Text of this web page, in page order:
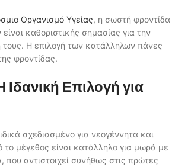
Οργανισμό Υγείας, η σωστή φροντίδα
καθοριστικής σημασίας για την
τους. Η επιλογή των κατάλληλων πάνες
φροντίδας.
Ιδανική Επιλογή για
σχεδιασμένο για νεογέννητα και
μέγεθος είναι κατάλληλο για μωρά με
αντιστοιχεί συνήθως στις πρώτες